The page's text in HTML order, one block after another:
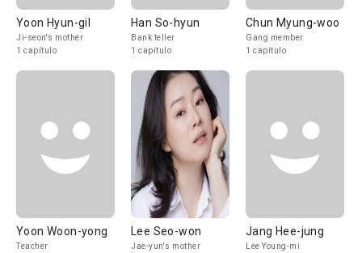
Yoon Hyun-gil
Ji-seon's mother
1 capítulo
Han So-hyun
Bank teller
1 capítulo
Chun Myung-woo
Gang member
1 capítulo
Yoon Woon-yong
Teacher
Lee Seo-won
Jae-yun's mother
Jang Hee-jung
Lee Young-mi